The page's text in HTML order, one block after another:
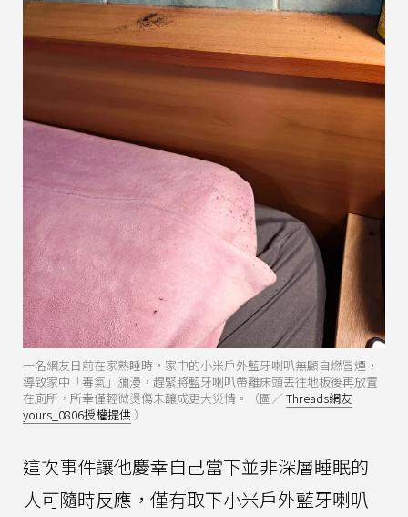
一名網友日前在家熟睡時，家中的小米戶外藍牙喇叭無顧自燃冒煙，
導致家中「毒氣」瀰漫，趕緊將藍牙喇叭帶離床頭丟往地板後再放置
在廁所，所幸僅輕微燙傷未釀成更大災情。（圖／Threads網友
yours_0806授權提供 ）
這次事件讓他慶幸自己當下並非深層睡眠的
人可隨時反應，僅有取下小米戶外藍牙喇叭